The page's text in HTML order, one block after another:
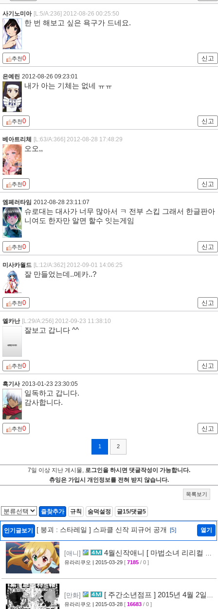
사기노미아 [L:5/A:236] 2012-08-26 00:25:50
한 번 해보고 싶은 욕구가 드네요.
추천0 신고
은예린 2012-08-26 09:23:01
내가 아는 기체는 없네 ㅠㅠ
추천0 신고
베아트리체 [L:63/A:366] 2012-08-28 17:48:29
오오,,
추천0 신고
엠페러타임 2012-08-28 23:11:07
슈로대는 대사가 너무 많아서 ㅋ 전부 스킵 그래서 한글판아
니여도 한자만 알면 할수 잇는게임
추천0 신고
미사카월드 [L:12/A:362] 2012-09-01 14:06:25
잘 만들었는데..메카..?
추천0 신고
엘카난 [L:29/A:256] 2012-09-23 11:38:10
잘보고 갑니다 ^^
추천0 신고
흑기사 2013-01-23 23:30:05
일독하고 갑니다.
감사합니다.
추천0 신고
1 2
7일 이상 지난 게시물, 로그인을 하시면 댓글작성이 가능합니다.
츄잉은 가입시 개인정보를 전혀 받지 않습니다.
목록보기
즐찾추가 규칙 숨덕설정 글15/댓글5
인기글보기 [ 붕괴 : 스타레일 ] 스파클 신작 피규어 공개 [5] 열기
[애니]
4월신작애니 [ 마법소녀 리리컬 나
노하 ViVid ] PV 영상 공개
유라리쿠오 | 2015-03-29 [ 7185 / 0 ]
[만화]
[ 주간소년점프 ] 2015년 4월 2일
신간목록 표지공개 + [ 나루토 ] 외전만화 연재
유라리쿠오 | 2015-03-28 [ 16683 / 0 ]